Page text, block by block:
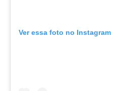
Ver essa foto no Instagram